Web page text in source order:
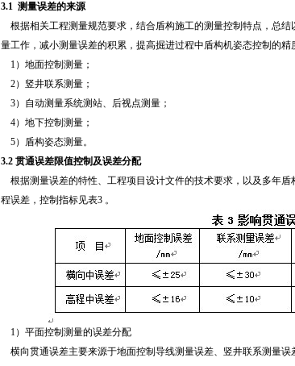
3.1 测量误差的来源
根据相关工程测量规范要求，结合盾构施工的测量控制特点，总
量工作，减小测量误差的积累，提高掘进过程中盾构机姿态控制的精
1）地面控制测量；
2）竖井联系测量；
3）自动测量系统测站、后视点测量；
4）地下控制测量；
5）盾构姿态测量。
3.2 贯通误差限值控制及误差分配
根据测量误差的特性、工程项目设计文件的技术要求，以及多年
程误差，控制指标见表3 。
1）平面控制测量的误差分配
横向贯通误差主要来源于地面控制导线测量误差、竖井联系测量